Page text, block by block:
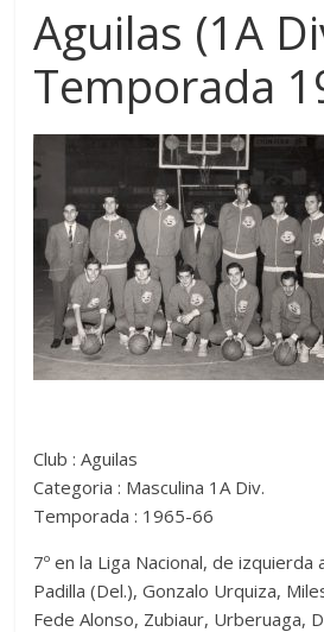
Aguilas (1A
Temporada
Club : Aguilas
Categoria : Masculina 1A Div.
Temporada : 1965-66
7º en la Liga Nacional, de izquierda
Padilla (Del.), Gonzalo Urquiza,
Fede Alonso, Zubiaur, Urberuaga,